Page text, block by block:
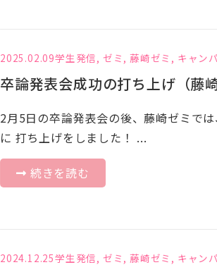
2025.02.09学生発信, ゼミ , 藤崎ゼミ , キャン
卒論発表会成功の打ち上げ（藤崎
2月5日の卒論発表会の後、藤崎ゼミで
に 打ち上げをしました！ ...
続きを読む
2024.12.25学生発信, ゼミ , 藤崎ゼミ , キャン